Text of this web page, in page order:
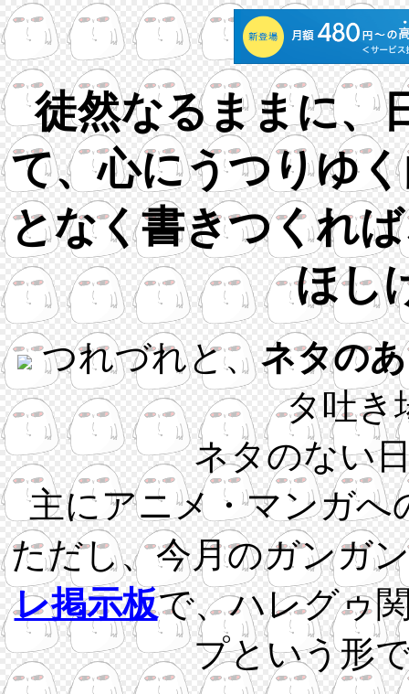
徒然なるままに、
て、心にうつりゆ
となく書きつくれ
ほし
つれづれと、ネタの
タ吐き
ネタのない
主にアニメ・マンガへ
ただし、今月のガンガ
レ掲示板で、ハレグゥ
プという形